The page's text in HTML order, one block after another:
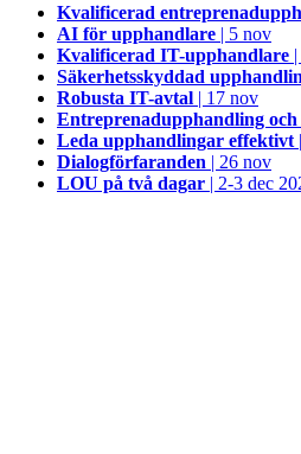
Kvalificerad
AI för upphandlare | 5 nov
Kvalificerad IT-upphandlare
Säkerhetsskyddad
Robusta IT-avtal | 17 nov
Entreprenadupphandling
Leda upphandlingar effektivt
Dialogförfaranden | 26 nov
LOU på två dagar | 2-3 dec